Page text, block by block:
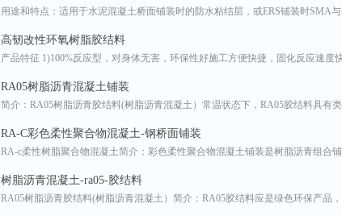
用途和特点：适用于水泥混凝土桥面铺装时的防水粘结层，或ERS铺装时SMA
高韧改性环氧树脂胶结料
产品特征 1)100%反应型，对身体无害，环保性好施工方便快捷，固化反应速度
RA05树脂沥青混凝土铺装
简介：RA05树脂沥青胶结料(树脂沥青混凝土）常温状态下，RA05胶结料具有
RA-C彩色柔性聚合物混凝土-钢桥面铺装
RA-c柔性树脂聚合物混凝土简介：彩色柔性聚合物混凝土铺装是树脂沥青组合
树脂沥青混凝土-ra05-胶结料
RA05树脂沥青胶结料(树脂沥青混凝土）简介：RA05胶结料应是绿色环保产品